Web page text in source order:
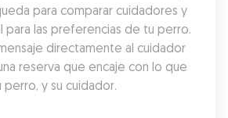
para comparar cuidadores y
para las preferencias de tu perro.
directamente al cuidador
reserva que encaje con lo que
perro, y su cuidador.